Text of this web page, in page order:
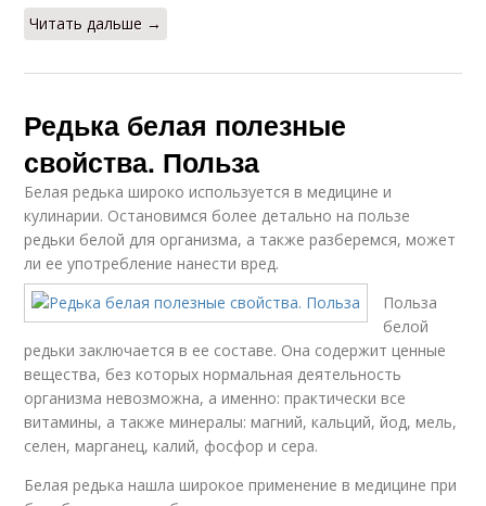
Читать дальше →
Редька белая полезные
свойства. Польза
Белая редька широко используется в медицине и
кулинарии. Остановимся более детально на пользе
редьки белой для организма, а также разберемся, может
ли ее употребление нанести вред.
Польза
белой
редьки заключается в ее составе. Она содержит ценные
вещества, без которых нормальная деятельность
организма невозможна, а именно: практически все
витамины, а также минералы: магний, кальций, йод, мель,
селен, марганец, калий, фосфор и сера.
Белая редька нашла широкое применение в медицине при